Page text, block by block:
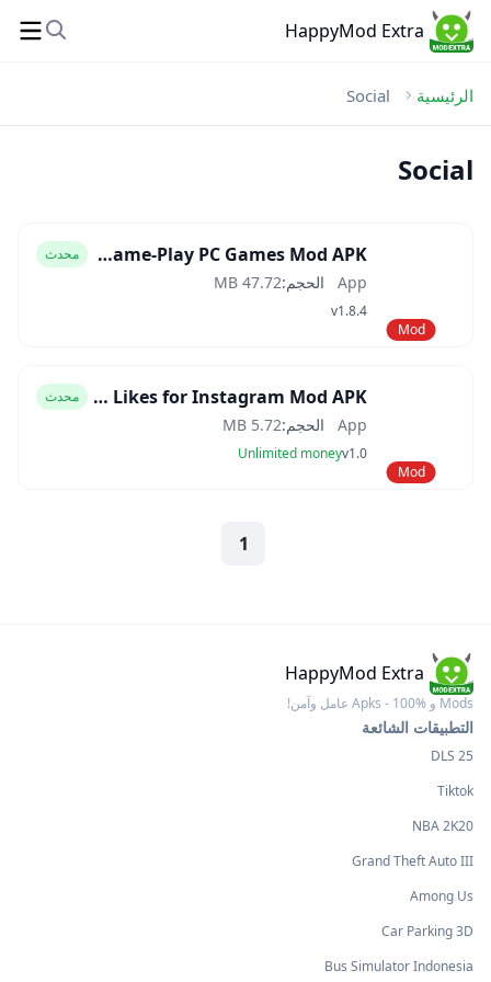
HappyMod Extra
الرئيسية Social
Social
Mod
Mogul Cloud Game-Play PC Games Mod APK محدث
App الحجم:47.72 MB
v1.8.4
Mod
4k Followers - followers& Likes for Instagram Mod APK محدث
App الحجم:5.72 MB
v1.0
Unlimited money
1
HappyMod Extra
Mods و Apks - 100% عامل وآمن!
التطبيقات الشائعة
DLS 25
Tiktok
NBA 2K20
Grand Theft Auto III
Among Us
Car Parking 3D
Bus Simulator Indonesia